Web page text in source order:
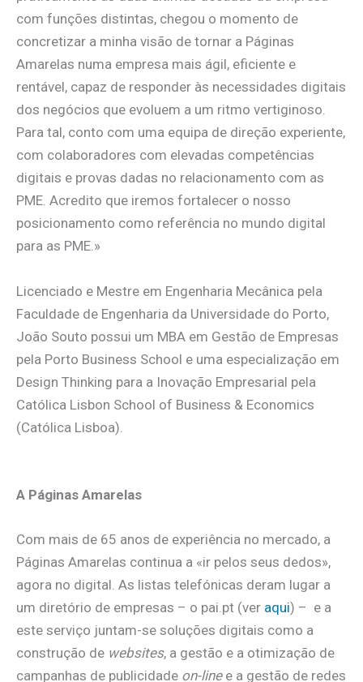
com funções distintas, chegou o momento de
concretizar a minha visão de tornar a Páginas
Amarelas numa empresa mais ágil, eficiente e
rentável, capaz de responder às necessidades digitais
dos negócios que evoluem a um ritmo vertiginoso.
Para tal, conto com uma equipa de direção experiente,
com colaboradores com elevadas competências
digitais e provas dadas no relacionamento com as
PME. Acredito que iremos fortalecer o nosso
posicionamento como referência no mundo digital
para as PME.»
Licenciado e Mestre em Engenharia Mecânica pela
Faculdade de Engenharia da Universidade do Porto,
João Souto possui um MBA em Gestão de Empresas
pela Porto Business School e uma especialização em
Design Thinking para a Inovação Empresarial pela
Católica Lisbon School of Business & Economics
(Católica Lisboa).
A Páginas Amarelas
Com mais de 65 anos de experiência no mercado, a
Páginas Amarelas continua a «ir pelos seus dedos»,
agora no digital. As listas telefónicas deram lugar a
um diretório de empresas – o pai.pt (ver aqui) – e a
este serviço juntam-se soluções digitais como a
construção de websites, a gestão e a otimização de
campanhas de publicidade on-linee a gestão de redes